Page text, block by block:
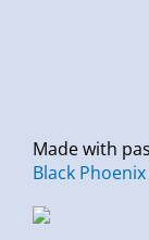
Made with
Black